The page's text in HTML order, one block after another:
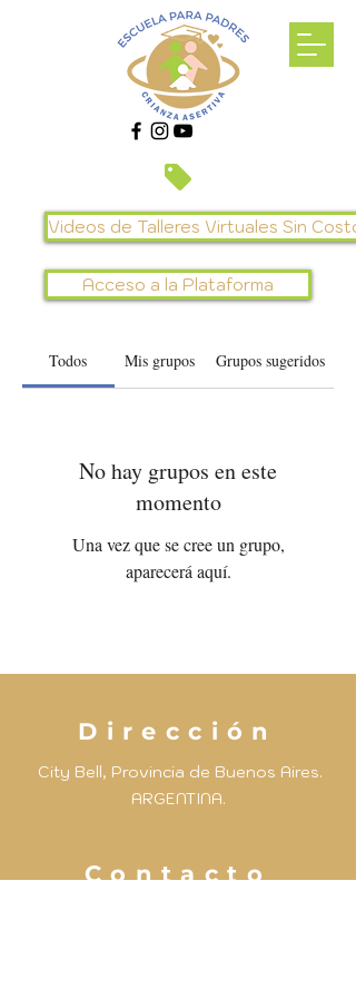
Videos de Talleres Virtuales Sin Costo
Acceso a la Plataforma
Todos Mis grupos Grupos sugeridos
No hay grupos en este
momento
Una vez que se cree un grupo,
aparecerá aquí.
Dirección
City Bell, Provincia de Buenos Aires.
ARGENTINA.
Contacto